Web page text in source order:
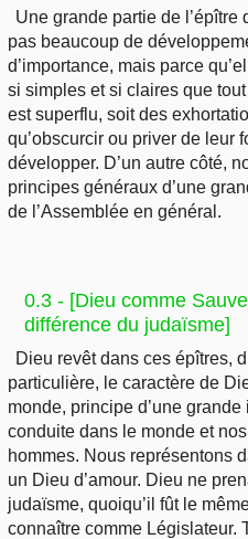
Une grande partie de l’épître
pas beaucoup de
d’importance, mais parce
si simples et si claires que
est superflu, soit des
qu’obscurcir ou priver de leur
développer. D’un autre côté,
principes généraux d’une
de l’Assemblée en général.
0.3 - [Dieu comme
différence du judaïsme]
Dieu revêt dans ces épîtres,
particulière, le caractère de
monde, principe d’une
conduite dans le monde et
hommes. Nous représentons
un Dieu d’amour. Dieu ne
judaïsme, quoiqu’il fût le
connaître comme Législateur.